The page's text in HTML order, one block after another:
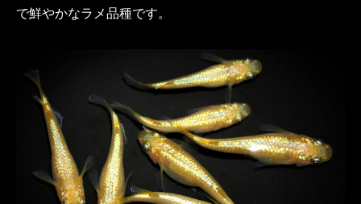
で鮮やかなラメ品種です。